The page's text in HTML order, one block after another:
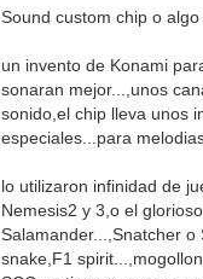
Sound custom chip o algo
un invento de Konami
sonaran mejor...,unos
sonido,el chip lleva unos
especiales...para
lo utilizaron infinidad de
Nemesis2 y 3,o el glorioso
Salamander...,Snatcher o
snake,F1